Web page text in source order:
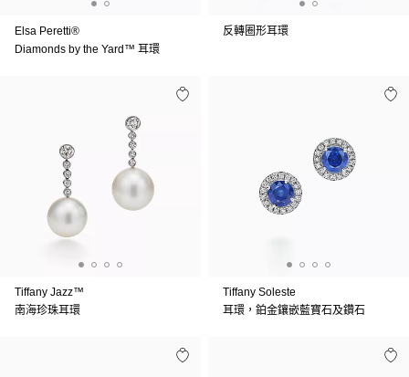
Elsa Peretti®
Diamonds by the Yard™ 耳環
反轉圈形耳環
Tiffany Jazz™
南海珍珠耳環
Tiffany Soleste
耳環，鉑金鑲嵌藍寶石及鑽石